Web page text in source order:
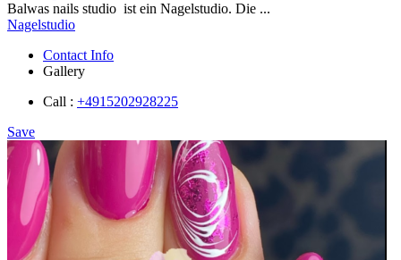
Balwas nails studio ist ein Nagelstudio. Die ...
Nagelstudio
Contact Info
Gallery
Call : +4915202928225
Save